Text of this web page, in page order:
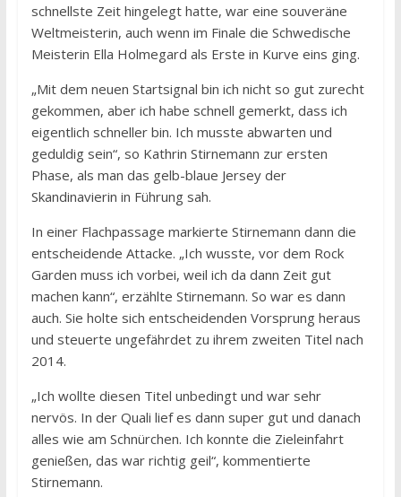
schnellste Zeit hingelegt hatte, war eine souveräne
Weltmeisterin, auch wenn im Finale die Schwedische
Meisterin Ella Holmegard als Erste in Kurve eins ging.
„Mit dem neuen Startsignal bin ich nicht so gut zurecht
gekommen, aber ich habe schnell gemerkt, dass ich
eigentlich schneller bin. Ich musste abwarten und
geduldig sein“, so Kathrin Stirnemann zur ersten
Phase, als man das gelb-blaue Jersey der
Skandinavierin in Führung sah.
In einer Flachpassage markierte Stirnemann dann die
entscheidende Attacke. „Ich wusste, vor dem Rock
Garden muss ich vorbei, weil ich da dann Zeit gut
machen kann“, erzählte Stirnemann. So war es dann
auch. Sie holte sich entscheidenden Vorsprung heraus
und steuerte ungefährdet zu ihrem zweiten Titel nach
2014.
„Ich wollte diesen Titel unbedingt und war sehr
nervös. In der Quali lief es dann super gut und danach
alles wie am Schnürchen. Ich konnte die Zieleinfahrt
genießen, das war richtig geil“, kommentierte
Stirnemann.